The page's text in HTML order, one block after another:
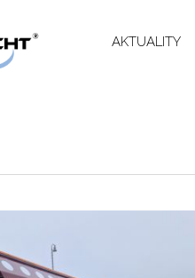
AKTUALITY